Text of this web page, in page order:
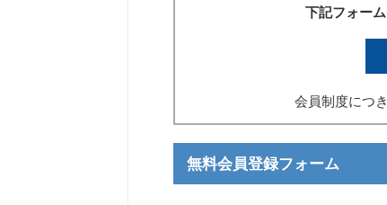
下記フォー
会員制度につ
無料会員登録フォーム